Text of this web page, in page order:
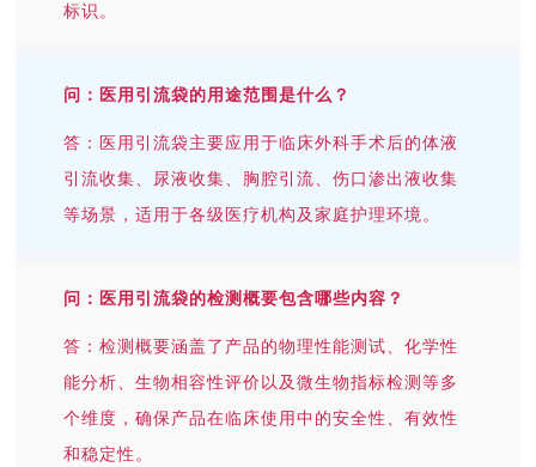
标识。
问：医用引流袋的用途范围是什么？
答：医用引流袋主要应用于临床外科手术后的体液
引流收集、尿液收集、胸腔引流、伤口渗出液收集
等场景，适用于各级医疗机构及家庭护理环境。
问：医用引流袋的检测概要包含哪些内容？
答：检测概要涵盖了产品的物理性能测试、化学性
能分析、生物相容性评价以及微生物指标检测等多
个维度，确保产品在临床使用中的安全性、有效性
和稳定性。